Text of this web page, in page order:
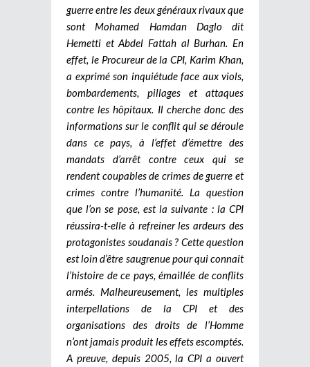
guerre entre les deux généraux rivaux que
sont Mohamed Hamdan Daglo dit
Hemetti et Abdel Fattah al Burhan. En
effet, le Procureur de la CPI, Karim Khan,
a exprimé son inquiétude face aux viols,
bombardements, pillages et attaques
contre les hôpitaux. Il cherche donc des
informations sur le conflit qui se déroule
dans ce pays, à l’effet d’émettre des
mandats d’arrêt contre ceux qui se
rendent coupables de crimes de guerre et
crimes contre l’humanité. La question
que l’on se pose, est la suivante : la CPI
réussira-t-elle à refreiner les ardeurs des
protagonistes soudanais ? Cette question
est loin d’être saugrenue pour qui connait
l’histoire de ce pays, émaillée de conflits
armés. Malheureusement, les multiples
interpellations de la CPI et des
organisations des droits de l’Homme
n’ont jamais produit les effets escomptés.
A preuve, depuis 2005, la CPI a ouvert